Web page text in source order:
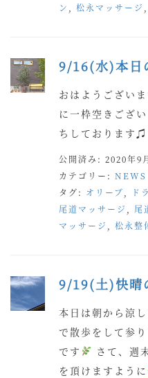
ン
松永マッサージ
9/16(水)本日
おはようござい
に一枠空きござ
ちしております♫
公開済み: 2020年9
カテゴリー: NEWS
タグ: オリーブ ド
尾道マッサージ
尾
マッサージ
松永整
9/19(土)快晴
本日は朝から涼
で散歩をして参
です
さて、週
を頂けますように